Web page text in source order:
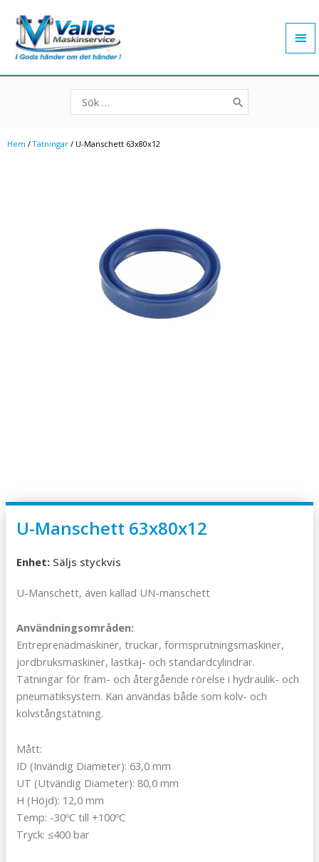
innehåll
Search
for:
Hem /Tätningar / U-Manschett 63x80x12
U-Manschett 63x80x12
Enhet: Säljs styckvis
U-Manschett, även kallad UN-manschett
Användningsområden:
Entreprenadmaskiner, truckar, formsprutningsmaskiner,
jordbruksmaskiner, lastkaj- och standardcylindrar.
Tätningar för fram- och återgående rörelse i hydraulik- och
pneumatiksystem. Kan användas både som kolv- och
kolvstångstätning.
Mått:
ID (Invändig Diameter): 63,0 mm
UT (Utvändig Diameter): 80,0 mm
H (Höjd): 12,0 mm
Temp: -30ºC till +100ºC
Tryck: ≤400 bar